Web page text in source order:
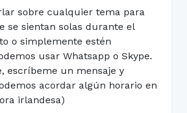
sobre cualquier tema para
se sientan solas durante el
o simplemente estén
usar Whatsapp o Skype.
escríbeme un mensaje y
acordar algún horario en
irlandesa)